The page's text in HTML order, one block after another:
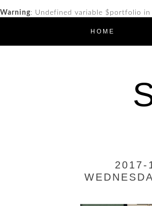
Warning: Undefined variable $portfolio in
HOME
2017-